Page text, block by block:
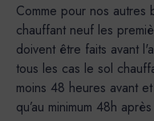
Comme pour nos
chauffant neuf les
doivent être faits avant
tous les cas le sol
moins 48 heures avant
qu’au minimum 48h